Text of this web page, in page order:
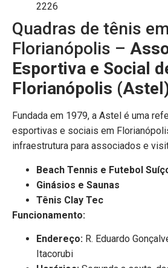
2226
Quadras de tênis em
Florianópolis –
Esportiva e Social
Florianópolis
Fundada em 1979, a Astel é uma
esportivas e sociais em
infraestrutura para associados e
Beach Tennis e Futebol
Ginásios e Saunas
Tênis Clay Tec
Funcionamento:
Endereço: R. Eduardo
Itacorubi